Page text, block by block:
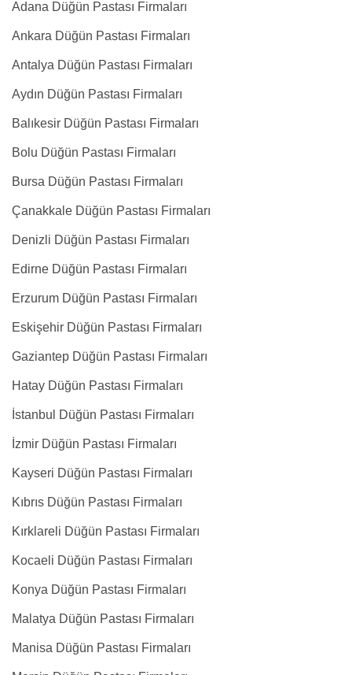
Adana Düğün Pastası Firmaları
Ankara Düğün Pastası Firmaları
Antalya Düğün Pastası Firmaları
Aydın Düğün Pastası Firmaları
Balıkesir Düğün Pastası Firmaları
Bolu Düğün Pastası Firmaları
Bursa Düğün Pastası Firmaları
Çanakkale Düğün Pastası Firmaları
Denizli Düğün Pastası Firmaları
Edirne Düğün Pastası Firmaları
Erzurum Düğün Pastası Firmaları
Eskişehir Düğün Pastası Firmaları
Gaziantep Düğün Pastası Firmaları
Hatay Düğün Pastası Firmaları
İstanbul Düğün Pastası Firmaları
İzmir Düğün Pastası Firmaları
Kayseri Düğün Pastası Firmaları
Kıbrıs Düğün Pastası Firmaları
Kırklareli Düğün Pastası Firmaları
Kocaeli Düğün Pastası Firmaları
Konya Düğün Pastası Firmaları
Malatya Düğün Pastası Firmaları
Manisa Düğün Pastası Firmaları